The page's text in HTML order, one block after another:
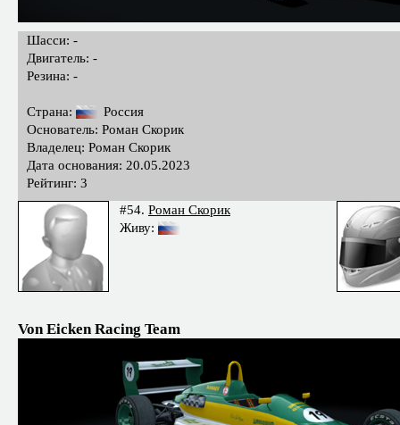
Шасси: -
Двигатель: -
Резина: -
Страна:
Россия
Основатель: Роман Скорик
Владелец: Роман Скорик
Дата основания: 20.05.2023
Рейтинг: 3
#54. Роман Скорик
Живу:
Von Eicken Racing Team